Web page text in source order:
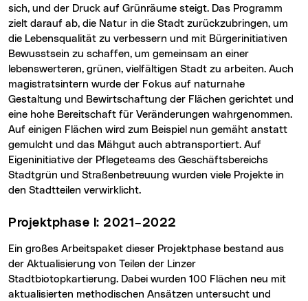
sich, und der Druck auf Grünräume steigt. Das Programm
zielt darauf ab, die Natur in die Stadt zurückzubringen, um
die Lebensqualität zu verbessern und mit Bürgerinitiativen
Bewusstsein zu schaffen, um gemeinsam an einer
lebenswerteren, grünen, vielfältigen Stadt zu arbeiten. Auch
magistratsintern wurde der Fokus auf naturnahe
Gestaltung und Bewirtschaftung der Flächen gerichtet und
eine hohe Bereitschaft für Veränderungen wahrgenommen.
Auf einigen Flächen wird zum Beispiel nun gemäht anstatt
gemulcht und das Mähgut auch abtransportiert. Auf
Eigeninitiative der Pflegeteams des Geschäftsbereichs
Stadtgrün und Straßenbetreuung wurden viele Projekte in
den Stadtteilen verwirklicht.
Projektphase I: 2021–2022
Ein großes Arbeitspaket dieser Projektphase bestand aus
der Aktualisierung von Teilen der Linzer
Stadtbiotopkartierung. Dabei wurden 100 Flächen neu mit
aktualisierten methodischen Ansätzen untersucht und